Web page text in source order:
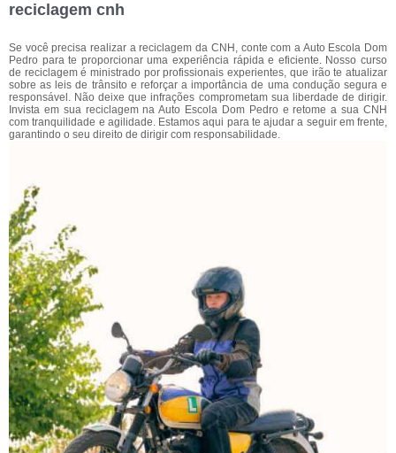
reciclagem cnh
Se você precisa realizar a reciclagem da CNH, conte com a Auto Escola Dom
Pedro para te proporcionar uma experiência rápida e eficiente. Nosso curso
de reciclagem é ministrado por profissionais experientes, que irão te atualizar
sobre as leis de trânsito e reforçar a importância de uma condução segura e
responsável. Não deixe que infrações comprometam sua liberdade de dirigir.
Invista em sua reciclagem na Auto Escola Dom Pedro e retome a sua CNH
com tranquilidade e agilidade. Estamos aqui para te ajudar a seguir em frente,
garantindo o seu direito de dirigir com responsabilidade.